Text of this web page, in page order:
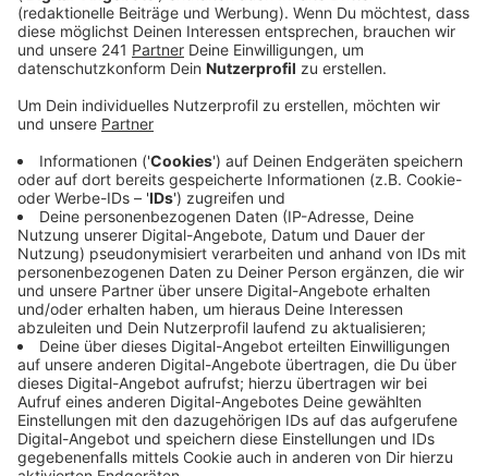
Anzeige
Mit durchschnittlich 19,2 Grad sei es zwar ein sehr
warmer Monat gewesen, sagt der Deutsche
Wetterdienst. Allerdings war es damit 0,2 Grad kühler
als der bisher wärmste September in Leverkusen aller
Zeiten im Jahr 2006. Insgesamt gab es in diesem
September in Leverkusen ungewöhnlich viele heiße
Tage: Den heißesten mit gemessenen 32,2 Grad am
10. September. Auch in den nächsten Tagen bleibt es
noch vergleichsweise warm in Leverkusen: Laut
Deutschem Wetterdienst wird die 20-Grad-Marke bei
uns kommende Woche noch öfter überschritten.
Anzeige